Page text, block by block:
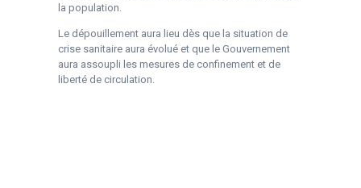
la population.
Le dépouillement aura lieu dès que la situation de
crise sanitaire aura évolué et que le Gouvernement
aura assoupli les mesures de confinement et de
liberté de circulation.